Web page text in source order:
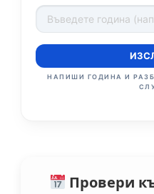
НАПИШИ ГОДИНА И
Провери